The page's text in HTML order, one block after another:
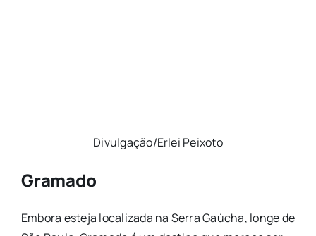
Divulgação/Erlei Peixoto
Gramado
Embora esteja localizada na Serra Gaúcha, longe de